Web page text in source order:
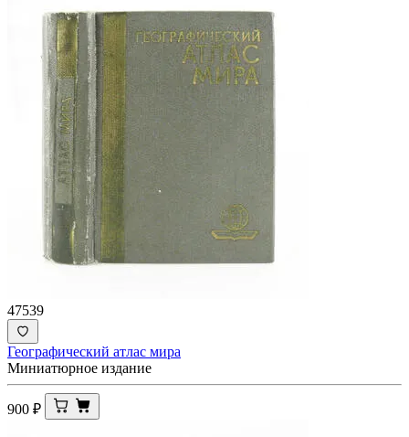
47539
Географический атлас мира
Миниатюрное издание
900 ₽